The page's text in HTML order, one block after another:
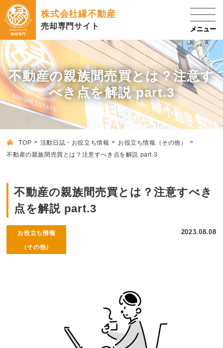
株式会社縁不動産
売却専門サイト
不動産の親族間売買とは？注意す
べき点を解説 part.3
TOP 活動日誌・お役立ち情報
お役立ち情報（その他）
不動産の親族間売買とは？注意すべき点を解説 part.3
不動産の親族間売買とは？注意すべき
点を解説 part.3
お役立ち情報
（その他）
2023.08.08